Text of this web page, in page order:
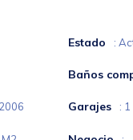
Estado :
Baños
Garajes : 1